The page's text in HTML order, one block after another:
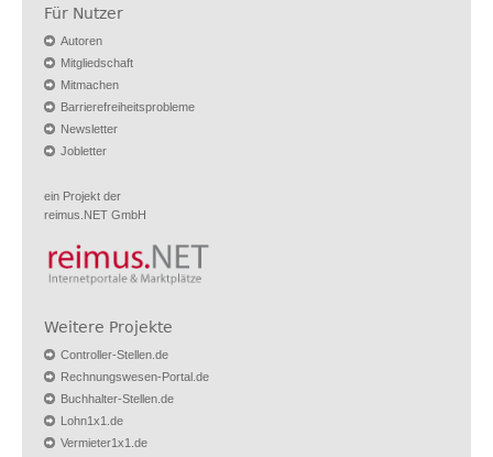
Für Nutzer
Autoren
Mitgliedschaft
Mitmachen
Barrierefreiheitsprobleme
Newsletter
Jobletter
ein Projekt der
reimus.NET GmbH
Weitere Projekte
Controller-Stellen.de
Rechnungswesen-Portal.de
Buchhalter-Stellen.de
Lohn1x1.de
Vermieter1x1.de